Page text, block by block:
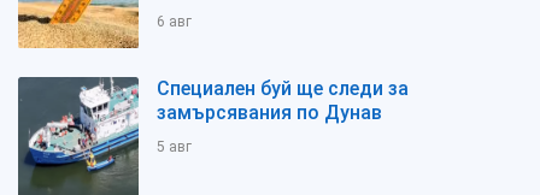
6 авг
Специален буй ще следи за
замърсявания по Дунав
5 авг